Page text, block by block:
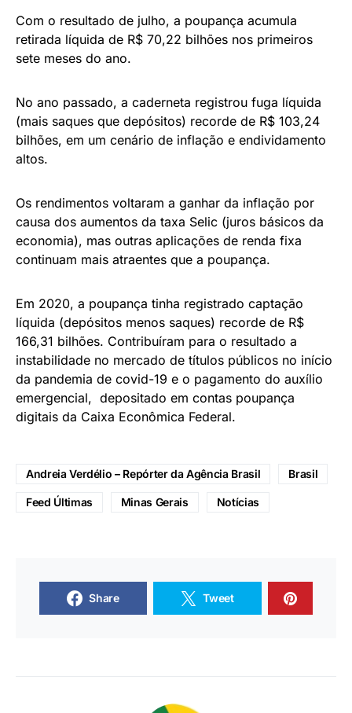
Com o resultado de julho, a poupança acumula
retirada líquida de R$ 70,22 bilhões nos primeiros
sete meses do ano.
No ano passado, a caderneta registrou fuga líquida
(mais saques que depósitos) recorde de R$ 103,24
bilhões, em um cenário de inflação e endividamento
altos.
Os rendimentos voltaram a ganhar da inflação por
causa dos aumentos da taxa Selic (juros básicos da
economia), mas outras aplicações de renda fixa
continuam mais atraentes que a poupança.
Em 2020, a poupança tinha registrado captação
líquida (depósitos menos saques) recorde de R$
166,31 bilhões. Contribuíram para o resultado a
instabilidade no mercado de títulos públicos no início
da pandemia de covid-19 e o pagamento do auxílio
emergencial, depositado em contas poupança
digitais da Caixa Econômica Federal.
Andreia Verdélio – Repórter da Agência Brasil Brasil
Feed Últimas Minas Gerais Notícias
Share Tweet